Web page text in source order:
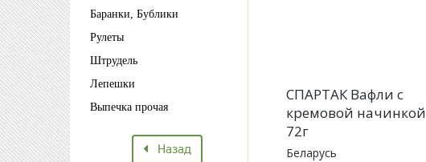
Баранки, Бублики
Рулеты
Штрудель
Лепешки
Выпечка прочая
Назад
СПАРТАК Вафли с
кремовой начинкой
72г
Беларусь